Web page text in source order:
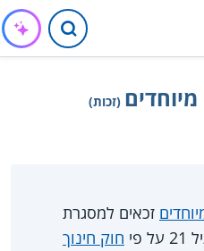
(זכות)
זכאים למסגרת
חוק חינוך